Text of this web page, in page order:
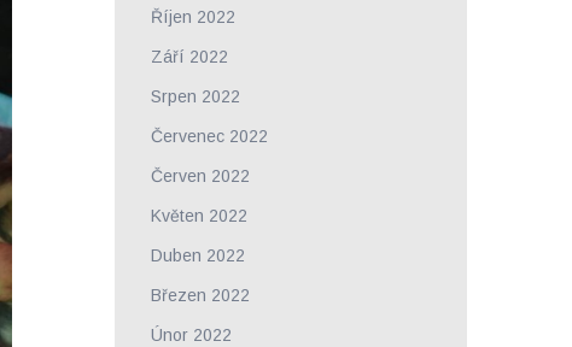
Říjen 2022
Září 2022
Srpen 2022
Červenec 2022
Červen 2022
Květen 2022
Duben 2022
Březen 2022
Únor 2022